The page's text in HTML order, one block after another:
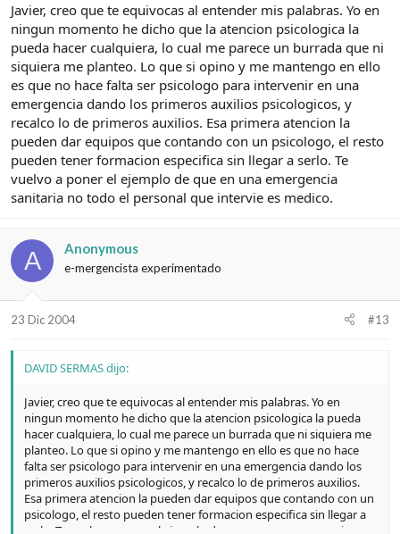
Javier, creo que te equivocas al entender mis palabras. Yo en
ningun momento he dicho que la atencion psicologica la
pueda hacer cualquiera, lo cual me parece un burrada que ni
siquiera me planteo. Lo que si opino y me mantengo en ello
es que no hace falta ser psicologo para intervenir en una
emergencia dando los primeros auxilios psicologicos, y
recalco lo de primeros auxilios. Esa primera atencion la
pueden dar equipos que contando con un psicologo, el resto
pueden tener formacion especifica sin llegar a serlo. Te
vuelvo a poner el ejemplo de que en una emergencia
sanitaria no todo el personal que intervie es medico.
A Anonymous
e-mergencista experimentado
23 Dic 2004 #13
DAVID SERMAS dijo:
Javier, creo que te equivocas al entender mis palabras. Yo en
ningun momento he dicho que la atencion psicologica la pueda
hacer cualquiera, lo cual me parece un burrada que ni siquiera me
planteo. Lo que si opino y me mantengo en ello es que no hace
falta ser psicologo para intervenir en una emergencia dando los
primeros auxilios psicologicos, y recalco lo de primeros auxilios.
Esa primera atencion la pueden dar equipos que contando con un
psicologo, el resto pueden tener formacion especifica sin llegar a
serlo. Te vuelvo a poner el ejemplo de que en una emergencia